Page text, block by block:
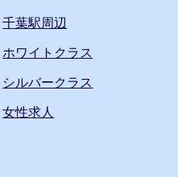
千葉駅周辺
ホワイトクラス
シルバークラス
女性求人